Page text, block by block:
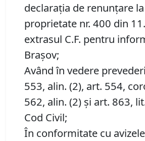
declarația de renunțare
proprietate nr. 400 din
extrasul C.F. pentru
Brașov;
Având în vedere
553, alin. (2), art. 554,
562, alin. (2) și art. 863,
Cod Civil;
În conformitate cu